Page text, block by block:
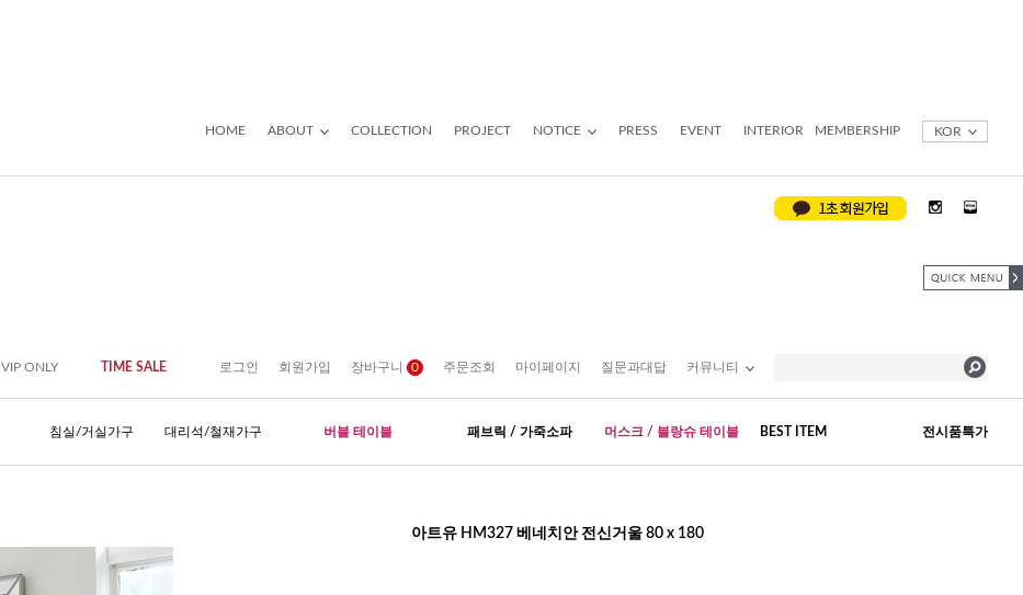
HOME ABOUT COLLECTION PROJECT NOTICE PRESS EVENT INTERIOR MEMBERSHIP KOR
VIP ONLY TIME SALE 로그인 회원가입 장바구니 0 주문조회 마이페이지 질문과대답 커뮤니티
침실/거실가구 대리석/철재가구 버블 테이블 패브릭 / 가죽소파 머스크 / 블랑슈 테이블 BEST ITEM 전시품특가
아트유 HM327 베네치안 전신거울 80 x 180